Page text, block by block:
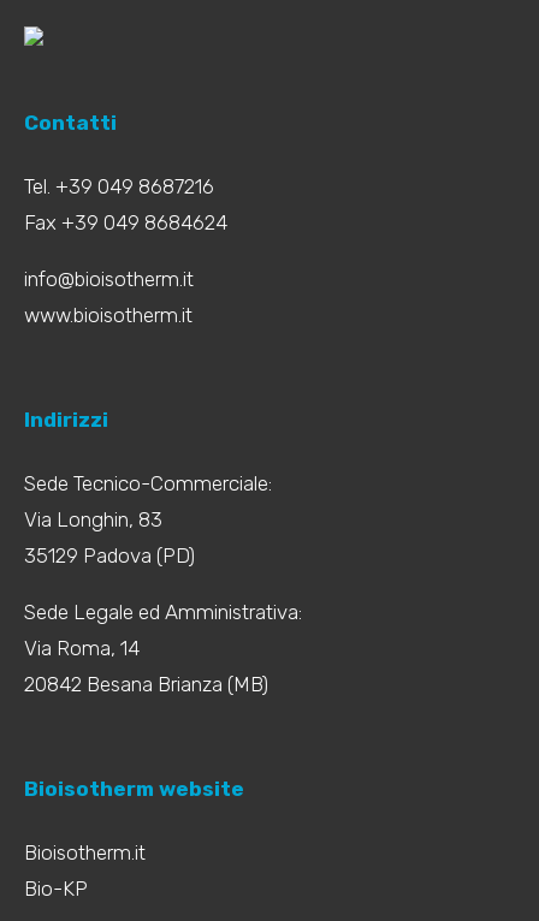
Contatti
Tel. +39 049 8687216
Fax +39 049 8684624
info@bioisotherm.it
www.bioisotherm.it
Indirizzi
Sede Tecnico-Commerciale:
Via Longhin, 83
35129 Padova (PD)
Sede Legale ed Amministrativa:
Via Roma, 14
20842 Besana Brianza (MB)
Bioisotherm website
Bioisotherm.it
Bio-KP